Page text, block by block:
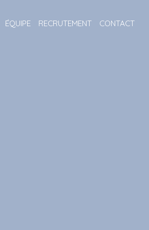
ÉQUIPE RECRUTEMENT CONTACT